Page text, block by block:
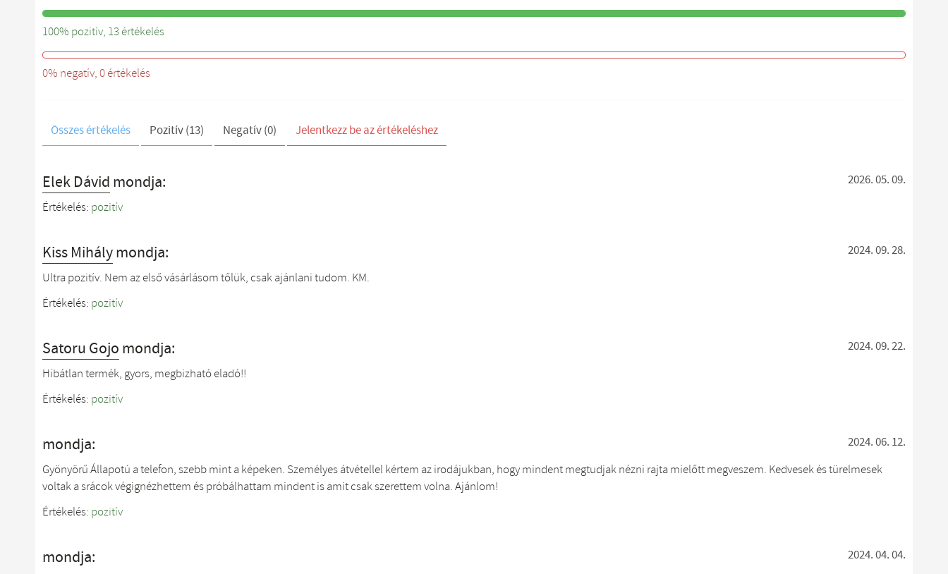
100%
100% pozitív, 13 értékelés
0%
0% negatív, 0 értékelés
Összes értékelés Pozitív (13) Negatív (0) Jelentkezz be az értékeléshez
Elek Dávid mondja: 2026. 05. 09.
Értékelés: pozitív
Kiss Mihálymondja: 2024. 09. 28.
Ultra pozitív. Nem az első vásárlásom tőlük, csak ajánlani tudom. KM.
Értékelés: pozitív
Satoru Gojo mondja: 2024. 09. 22.
Hibátlan termék, gyors, megbizható eladó!!
Értékelés: pozitív
mondja: 2024. 06. 12.
Gyönyörű Állapotú a telefon, szebb mint a képeken. Személyes átvétellel kértem az irodájukban, hogy mindent megtudjak nézni rajta mielőtt megveszem. Kedvesek és türelmesek
voltak a srácok végignézhettem és próbálhattam mindent is amit csak szerettem volna. Ajánlom!
Értékelés: pozitív
mondja: 2024. 04. 04.